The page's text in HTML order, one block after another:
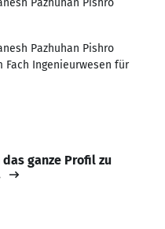
Pazhuhan Pishro
Fach Ingenieurwesen für
ganze Profil zu